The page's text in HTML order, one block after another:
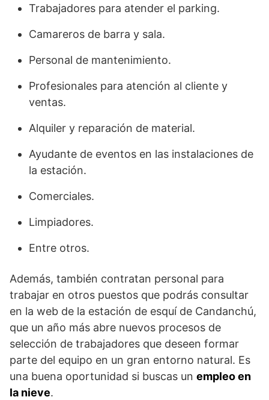
Trabajadores para atender el parking.
Camareros de barra y sala.
Personal de mantenimiento.
Profesionales para atención al cliente y
ventas.
Alquiler y reparación de material.
Ayudante de eventos en las instalaciones de
la estación.
Comerciales.
Limpiadores.
Entre otros.
Además, también contratan personal para
trabajar en otros puestos que podrás consultar
en la web de la estación de esquí de Candanchú,
que un año más abre nuevos procesos de
selección de trabajadores que deseen formar
parte del equipo en un gran entorno natural. Es
una buena oportunidad si buscas un empleo en
la nieve.